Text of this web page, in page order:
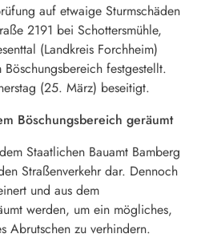
auf etwaige Sturmschäden
2191 bei Schottersmühle,
(Landkreis Forchheim)
festgestellt.
(25. März) beseitigt.
Böschungsbereich geräumt
Staatlichen Bauamt Bamberg
Straßenverkehr dar. Dennoch
und aus dem
werden, um ein mögliches,
Abrutschen zu verhindern.